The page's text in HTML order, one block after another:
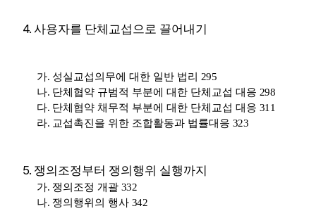
4.사용자를 단체교섭으로 끌어내기
가. 성실교섭의무에 대한 일반 법리 295
나. 단체협약 규범적 부분에 대한 단체교섭 대응 298
다. 단체협약 채무적 부분에 대한 단체교섭 대응 311
라. 교섭촉진을 위한 조합활동과 법률대응 323
5. 쟁의조정부터 쟁의행위 실행까지
가. 쟁의조정 개괄 332
나. 쟁의행위의 행사 342